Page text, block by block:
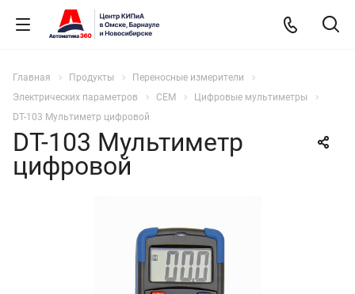
Главная Продукты
Переносные измерители
Электрических параметров
CEM
Цифровые мультиметры
DT-103 Мультиметр цифровой
DT-103 Мультиметр
цифровой